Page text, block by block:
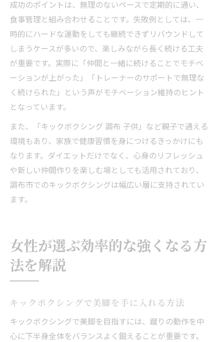
成功のポイントは、無理のないペースで定期的に通い、
食事管理と組み合わせることです。失敗例としては、一
時的にハードな運動をしても継続できずリバウンドして
しまうケースが多いので、楽しみながら長く続ける工夫
が重要です。実際に「仲間と一緒に続けることでモチベ
ーションが上がった」「トレーナーのサポートで無理な
く続けられた」という声がモチベーション維持のヒント
となっています。
また、「キックボクシング 調布 子供」など親子で通える
環境もあり、家族で健康習慣を身につけるきっかけにも
なります。ダイエットだけでなく、心身のリフレッシュ
や新しい仲間作りを楽しむ場としても活用されており、
調布市でのキックボクシングは幅広い層に支持されてい
ます。
女性が選ぶ効率的な強くなる方
法を解説
キックボクシングで美脚を手に入れる方法
キックボクシングで美脚を目指すには、蹴りの動作を中
心に下半身全体をバランスよく鍛えることが重要です。